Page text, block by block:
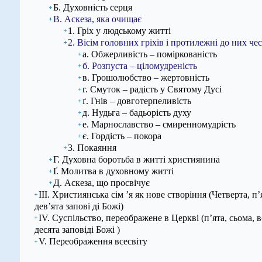
Б. Духовність серця
В. Аскеза, яка очищає
1. Гріх у людському житті
2. Вісім головних гріхів і протилежні до них
а. Обжерливість – поміркованість
б. Розпуста – ціломудреність
в. Грошолюбство – жертовність
г. Смуток – радість у Святому Дусі
ґ. Гнів – довготерпеливість
д. Нудьга – бадьорість духу
е. Марнославство – смиренномудрість
є. Гордість – покора
3. Покаяння
Г. Духовна боротьба в житті християнина
Ґ. Молитва в духовному житті
Д. Аскеза, що просвічує
ІІІ. Християнська сім ’я як нове створіння (Четверта,
дев’ята запові ді Божі)
IV. Суспільство, переображене в Церкві (п’ята, сьома,
десята заповіді Божі )
V. Переображення всесвіту